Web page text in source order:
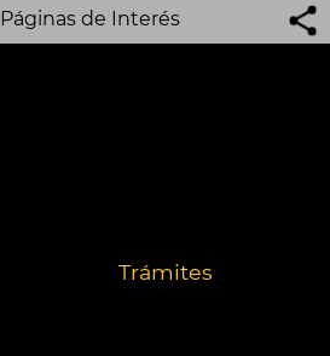
Páginas de Interés
Trámites